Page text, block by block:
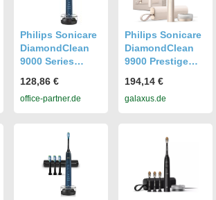
Philips Sonicare
DiamondClean
9000 Series
Zahnbürste,
Aquamarine
128,86 €
office-partner.de
Philips Sonicare
DiamondClean
9900 Prestige
194,14 €
galaxus.de